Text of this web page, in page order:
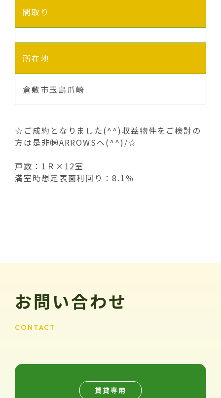
間取り
所在地
倉敷市玉島爪崎
☆ご成約となりました(^^)収益物件をご検討の
方は是非㈱ARROWSへ(^^)/☆
戸数：1Ｒ×12室
満室時想定表面利回り：8.1％
お問い合わせ
CONTACT
賃貸専用